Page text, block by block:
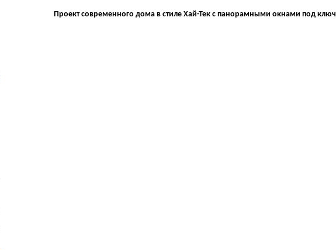
Проект современного дома в стиле Хай-Тек с панорамными окнами под ключ